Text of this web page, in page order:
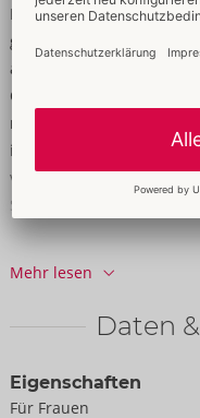
Kurzes Langarm-Top und
glänzenden schwarzen
anschmiegsam für
Crop-Top punktet mit
raffinierten Cut-outs in
im Nacken einen
verführt mit sexy Cut-
Stretchbund sitzt der
Mehr lesen
Daten
Eigenschaften
Für Frauen